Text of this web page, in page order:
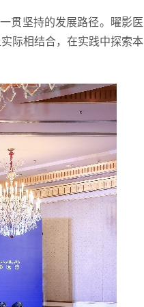
贯坚持的发展路径。曜影医
际相结合，在实践中探索本